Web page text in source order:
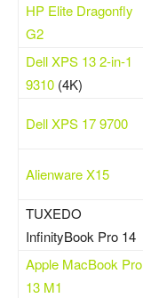
HP Elite Dragonfly
G2
Dell XPS 13 2-in-1
9310 (4K)
Dell XPS 17 9700
Alienware X15
TUXEDO
InfinityBook Pro 14
Apple MacBook Pro
13 M1